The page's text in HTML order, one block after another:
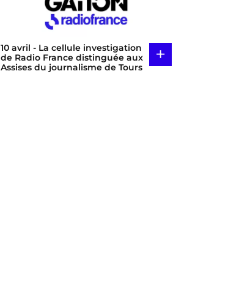
10 avril - La cellule investigation
de Radio France distinguée aux
Assises du journalisme de Tours
+